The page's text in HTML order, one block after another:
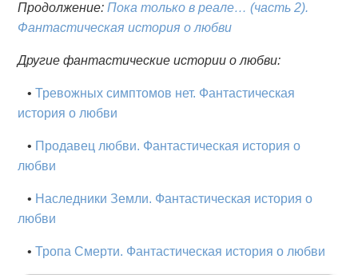
Продолжение:Пока только в реале… (часть 2).
Фантастическая история о любви
Другие фантастические истории о любви:
•Тревожных симптомов нет. Фантастическая
история о любви
• Продавец любви. Фантастическая история о
любви
• Наследники Земли. Фантастическая история о
любви
•Тропа Смерти. Фантастическая история о любви